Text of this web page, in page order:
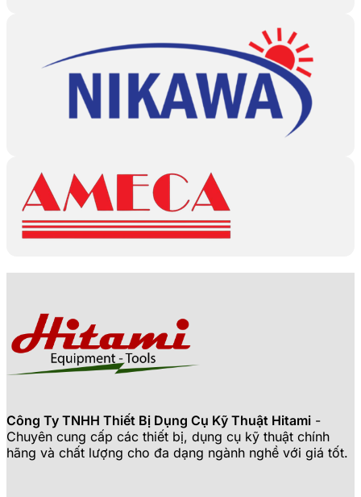
Công Ty TNHH Thiết Bị Dụng Cụ Kỹ Thuật Hitami -
Chuyên cung cấp các thiết bị, dụng cụ kỹ thuật chính
hãng và chất lượng cho đa dạng ngành nghề với giá tốt.